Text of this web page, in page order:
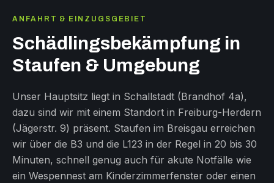
ANFAHRT & EINZUGSGEBIET
Schädlingsbekämpfung in
Staufen & Umgebung
Unser Hauptsitz liegt in Schallstadt (Brandhof 4a),
dazu sind wir mit einem Standort in Freiburg-Herdern
(Jägerstr. 9) präsent. Staufen im Breisgau erreichen
wir über die B3 und die L123 in der Regel in 20 bis 30
Minuten, schnell genug auch für akute Notfälle wie
ein Wespennest am Kinderzimmerfenster oder einen